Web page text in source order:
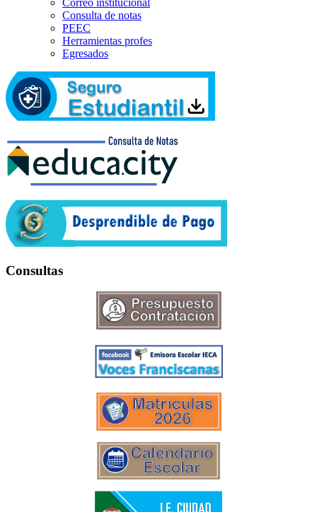
Consulta de notas
PEEC
Herramientas profes
Egresados
Consultas